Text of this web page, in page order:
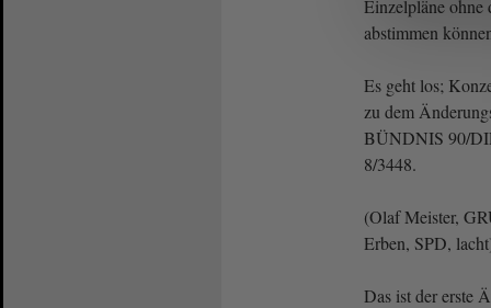
Einzelpläne ohne
abstimmen
Es geht los;
zu dem
BÜNDNIS 90/
8/3448.
(Olaf Meister,
Erben, SPD,
Das ist der erste